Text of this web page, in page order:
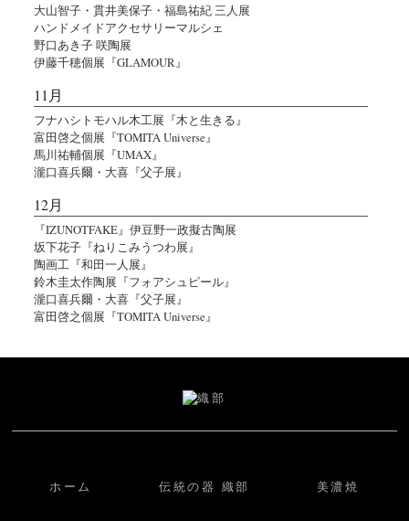
大山智子・貫井美保子・福島祐紀 三人展
ハンドメイドアクセサリーマルシェ
野口あき子 咲陶展
伊藤千穂個展『GLAMOUR』
11月
フナハシトモハル木工展『木と生きる』
富田啓之個展『TOMITA Universe』
馬川祐輔個展『UMAX』
瀧口喜兵爾・大喜『父子展』
12月
『IZUNOTFAKE』伊豆野一政擬古陶展
坂下花子『ねりこみうつわ展』
陶画工『和田一人展』
鈴木圭太作陶展『フォアシュピール』
瀧口喜兵爾・大喜『父子展』
富田啓之個展『TOMITA Universe』
ホーム 伝統の器 織部 美濃焼